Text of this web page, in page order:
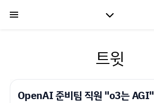
트윗
OpenAI 준비팀 직원 "o3는 AGI"